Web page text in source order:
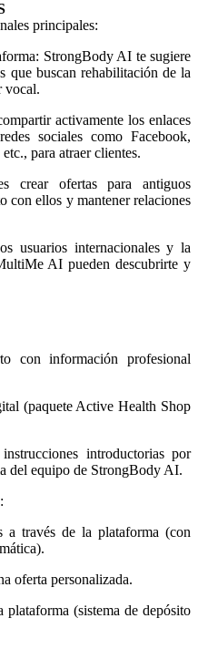
principales:
StrongBody AI te sugiere
que buscan rehabilitación de la
vocal.
activamente los enlaces
sociales como Facebook,
para atraer clientes.
crear ofertas para antiguos
con ellos y mantener relaciones
usuarios internacionales y la
AI pueden descubrirte y
con información profesional
(paquete Active Health Shop
introductorias por
del equipo de StrongBody AI.
a través de la plataforma (con
oferta personalizada.
(sistema de depósito